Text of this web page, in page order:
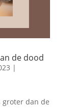
de dood
|
groter dan de